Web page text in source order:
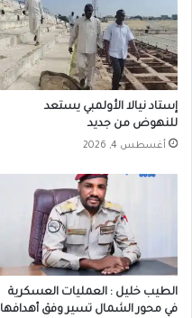
إستاد نيالا الأولمبي يستعد
للنهوض من جديد
أغسطس 4, 2026
الطيب خليل : العمليات العسكرية
في محور الشمال تسير وفق أهدافها